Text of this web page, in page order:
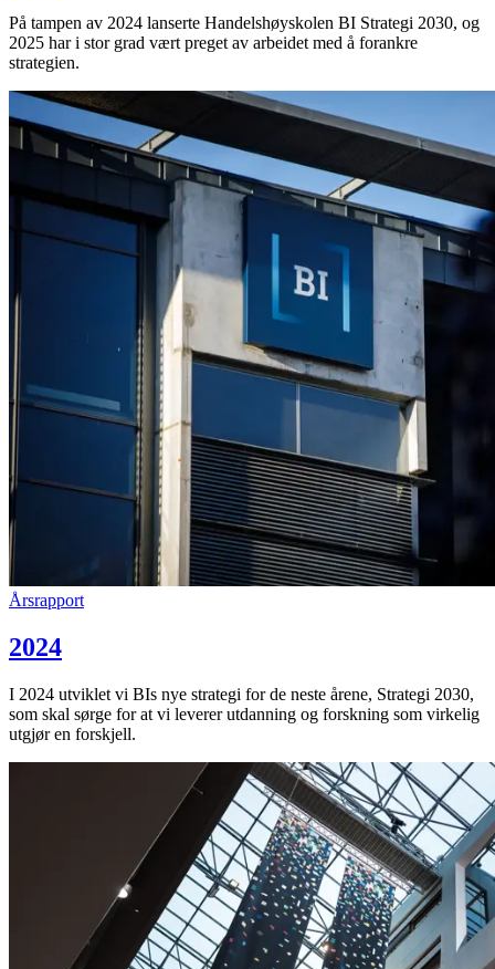
På tampen av 2024 lanserte Handelshøyskolen BI Strategi 2030, og
2025 har i stor grad vært preget av arbeidet med å forankre
strategien.
Årsrapport
2024
I 2024 utviklet vi BIs nye strategi for de neste årene, Strategi 2030,
som skal sørge for at vi leverer utdanning og forskning som virkelig
utgjør en forskjell.